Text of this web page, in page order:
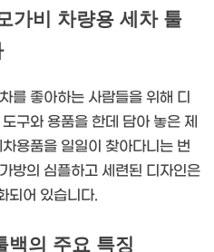
가비 차량용 세차 툴
를 좋아하는 사람들을 위해 디
구와 용품을 한데 담아 놓은 제
용품을 일일이 찾아다니는 번
방의 심플하고 세련된 디자인은
되어 있습니다.
백의 주요 특징